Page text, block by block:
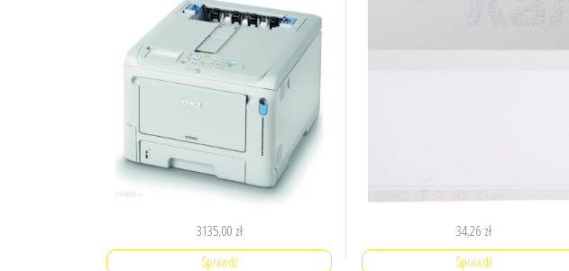
3135,00 zł
Sprawdź
34,26 zł
Sprawdź